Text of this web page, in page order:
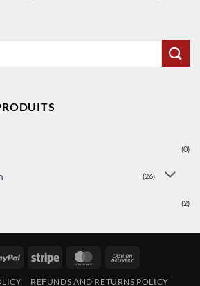
(0)
(26)
(2)
PayPal Stripe MasterCard
REFUNDS AND RETURNS POLICY